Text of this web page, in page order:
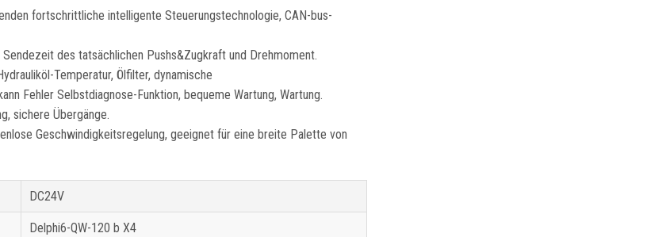
fortschrittliche intelligente Steuerungstechnologie, CAN-bus-
des tatsächlichen Pushs&Zugkraft und Drehmoment.
Temperatur, Ölfilter, dynamische
Fehler Selbstdiagnose-Funktion, bequeme Wartung, Wartung.
sichere Übergänge.
Geschwindigkeitsregelung, geeignet für eine breite Palette von
DC24V
Delphi6-QW-120 b X4